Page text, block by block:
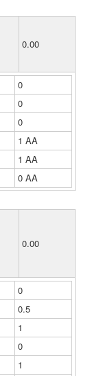
0.00
0
0
0
1 ΑΑ
1 ΑΑ
0 ΑΑ
0.00
0
0.5
1
0
1